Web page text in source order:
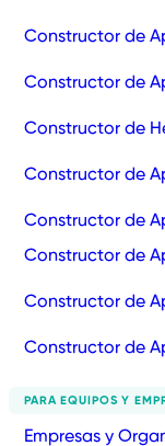
Constructor de
Constructor de
Constructor de
Constructor de
Constructor de
Constructor de
Constructor de
Constructor de
PARA EQUIPOS Y
Empresas y